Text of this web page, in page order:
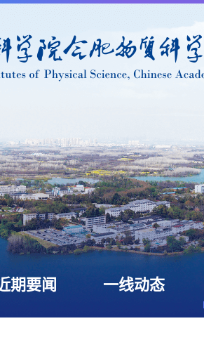
期要闻 一线动态